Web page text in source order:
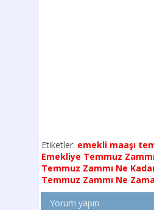
Etiketler: emekli maaşı
Emekliye Temmuz
Temmuz Zammı Ne
Temmuz Zammı Ne
Yorum yapın